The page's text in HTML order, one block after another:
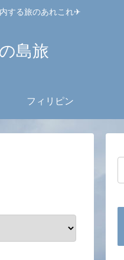
する旅のあれこれ✈︎
島旅
フィリピン